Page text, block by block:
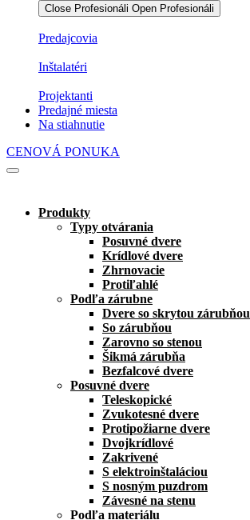
Close Profesionáli Open Profesionáli
Predajcovia
Inštalatéri
Projektanti
Predajné miesta
Na stiahnutie
CENOVÁ PONUKA
Produkty
Typy otvárania
Posuvné dvere
Krídlové dvere
Zhrnovacie
Protiľahlé
Podľa zárubne
Dvere so skrytou zárubňou
So zárubňou
Zarovno so stenou
Šikmá zárubňa
Bezfalcové dvere
Posuvné dvere
Teleskopické
Zvukotesné dvere
Protipožiarne dvere
Dvojkrídlové
Zakrivené
S elektroinštaláciou
S nosným puzdrom
Závesné na stenu
Podľa materiálu